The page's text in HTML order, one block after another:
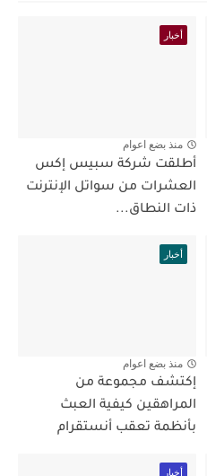
أخبار
منذ بضع اعوام
أطلقت شركة سبيس إكس
العشرات من سواتل الإنترنت
ذات النطاق...
أخبار
منذ بضع اعوام
إكتشف مجموعة من
المراهقين كيفية العبث
بأنظمة تعقب أنستقرام
أخبار